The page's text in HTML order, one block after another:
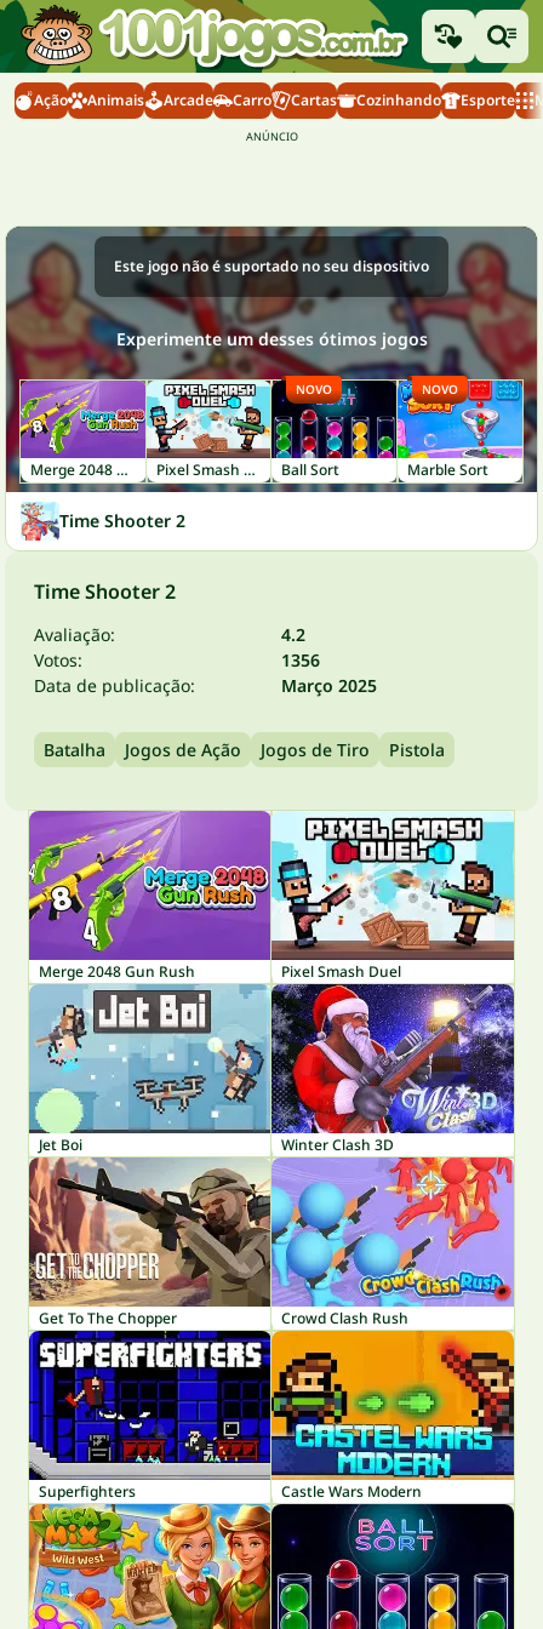
Ação Animais Arcade Carro Cartas Cozinhando Esporte
Este jogo não é suportado no seu dispositivo
Experimente um desses ótimos jogos
Merge 2048 Gun Rush Pixel Smash Duel Ball Sort
NOVO
Marble Sort
NOVO
Time Shooter 2
Time Shooter 2
Avaliação:
4.2
Votos:
1356
Data de publicação:
Março 2025
Batalha Jogos de Ação Jogos de Tiro Pistola
Merge 2048 Gun Rush Pixel Smash Duel
Jet Boi Winter Clash 3D
Get To The Chopper Crowd Clash Rush
Superfighters Castle Wars Modern